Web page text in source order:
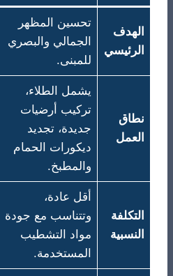
الهدف
الرئيسي
تحسين المظهر
الجمالي والبصري
للمبنى.
نطاق
العمل
يشمل الطلاء،
تركيب أرضيات
جديدة، تجديد
ديكورات الحمام
والمطبخ.
التكلفة
النسبية
أقل عادة،
وتتناسب مع جودة
مواد التشطيب
المستخدمة.